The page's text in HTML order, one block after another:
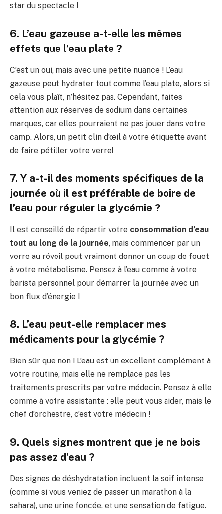
star du spectacle !
6. L’eau gazeuse a-t-elle les mêmes
effets que l’eau plate ?
C’est un oui, mais avec une petite nuance ! L’eau
gazeuse peut hydrater tout comme l’eau plate, alors si
cela vous plaît, n’hésitez pas. Cependant, faites
attention aux réserves de sodium dans certaines
marques, car elles pourraient ne pas jouer dans votre
camp. Alors, un petit clin d’œil à votre étiquette avant
de faire pétiller votre verre!
7. Y a-t-il des moments spécifiques de la
journée où il est préférable de boire de
l’eau pour réguler la glycémie ?
Il est conseillé de répartir votre consommation d’eau
tout au long de la journée, mais commencer par un
verre au réveil peut vraiment donner un coup de fouet
à votre métabolisme. Pensez à l’eau comme à votre
barista personnel pour démarrer la journée avec un
bon flux d’énergie !
8. L’eau peut-elle remplacer mes
médicaments pour la glycémie ?
Bien sûr que non ! L’eau est un excellent complément à
votre routine, mais elle ne remplace pas les
traitements prescrits par votre médecin. Pensez à elle
comme à votre assistante : elle peut vous aider, mais le
chef d’orchestre, c’est votre médecin !
9. Quels signes montrent que je ne bois
pas assez d’eau ?
Des signes de déshydratation incluent la soif intense
(comme si vous veniez de passer un marathon à la
sahara), une urine foncée, et une sensation de fatigue.